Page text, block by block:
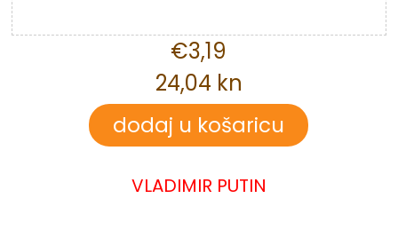
€3,19
24,04 kn
VLADIMIR PUTIN